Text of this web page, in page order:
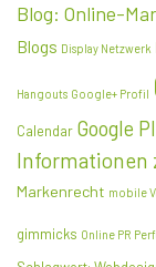
Blog: Online-
Blogs Display Netzwerk
Hangouts Google+ Profil
Calendar Google
Informationen
Markenrecht mobile
gimmicks Online PR